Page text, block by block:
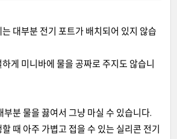
대부분 전기 포트가 배치되어 있지 않습
게 미니바에 물을 공짜로 주지도 않습니
부분 물을 끓여서 그냥 마실 수 있습니다.
때 아주 가볍고 접을 수 있는 실리콘 전기